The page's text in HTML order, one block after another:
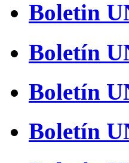
Boletin
Boletín
Boletín
Boletín